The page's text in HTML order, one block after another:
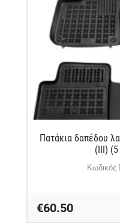
Πατάκια δαπέδου
(III)
Κωδικός
€60.50